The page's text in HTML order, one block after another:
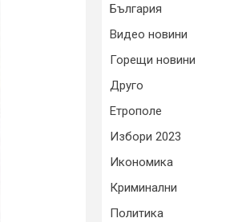
България
Видео новини
Горещи новини
Друго
Етрополе
Избори 2023
Икономика
Криминални
Политика